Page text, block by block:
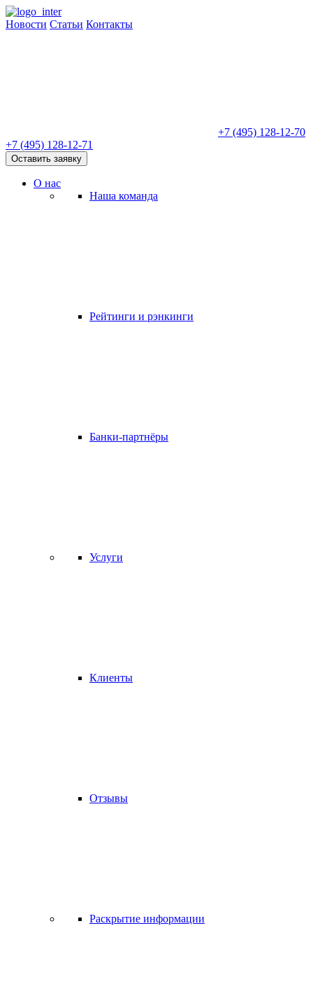
Новости Статьи Контакты
+7 (495) 128-12-70
+7 (495) 128-12-71
Оставить заявку
О нас
Наша команда
Рейтинги и рэнкинги
Банки-партнёры
Услуги
Клиенты
Отзывы
Раскрытие информации